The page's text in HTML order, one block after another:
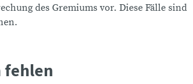
des Gremiums vor. Diese Fälle sind
fehlen